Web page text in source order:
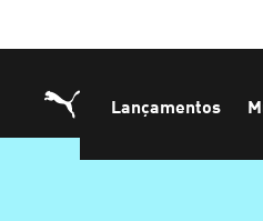
Lançamentos